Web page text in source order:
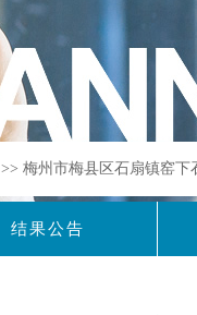
>> 梅州市梅县区石扇镇窑
结果公告